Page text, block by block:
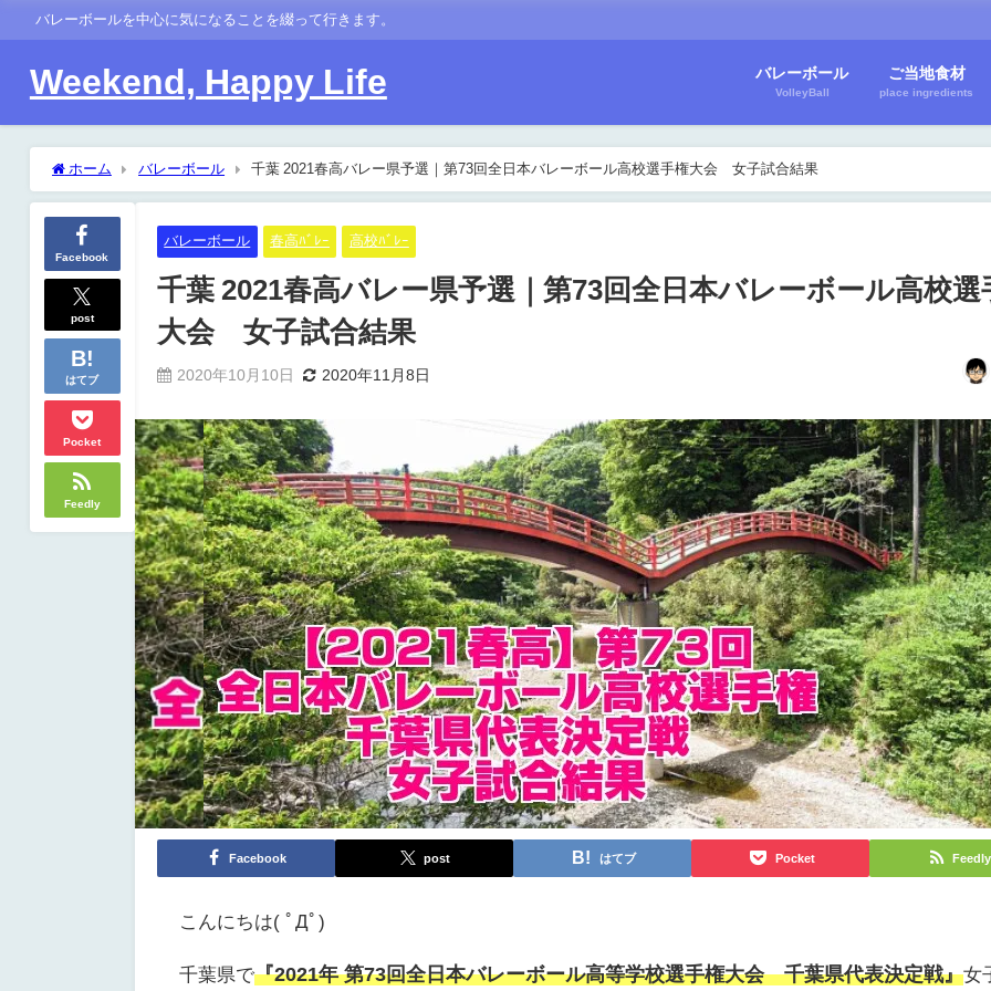
バレーボールを中心に気になることを綴って行きます。
Weekend, Happy Life バレーボール
VolleyBall
ご当地食材
place ingredients
ホーム バレーボール 千葉 2021春高バレー県予選｜第73回全日本バレーボール高校選手権大会 女子試合結果
Facebook
post
はてブ
Pocket
Feedly
バレーボール 春高ﾊﾞﾚｰ 高校ﾊﾞﾚｰ
千葉 2021春高バレー県予選｜第73回全日本バレーボール高校選
大会 女子試合結果
2020年10月10日 2020年11月8日
Facebook post はてブ Pocket Feedly
こんにちは( ﾟДﾟ)
千葉県で『2021年 第73回全日本バレーボール高等学校選手権大会 千葉県代表決定戦』女